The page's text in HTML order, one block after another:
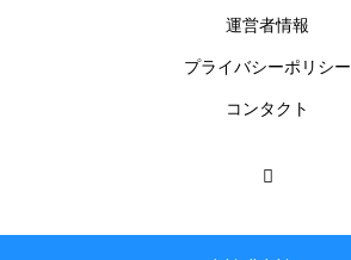
運営者情報
プライバシーポリシー
コンタクト